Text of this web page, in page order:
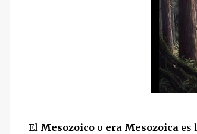
El Mesozoico o era Mesozoica es